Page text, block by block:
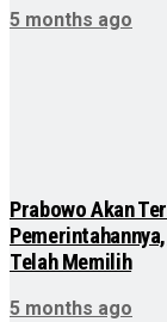
5 months ago
Prabowo Akan
Telah Memilih
5 months ago